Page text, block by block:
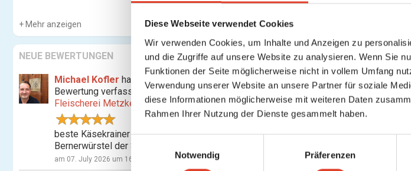
Diese Webseite verwendet Cookies
Wir verwenden Cookies, um Inhalte und Anzeigen zu
und die Zugriffe auf unsere Website zu analysieren. Wenn Sie
Funktionen der Seite möglicherweise nicht in vollem Umfang
Verwendung unserer Website an unsere Partner für soziale
diese Informationen möglicherweise mit weiteren Daten
Rahmen Ihrer Nutzung der Dienste gesammelt haben.
E
i
Notwendig Präferenzen
Mehr anzeigen
NEUE BEWERTUNGEN
Michael Kofler hat eine
Bewertung verfasst für
Fleischerei Metzker
beste Käsekrainer und
Bernerwürstel der Stadt
am 07. July 2026 um 16:07